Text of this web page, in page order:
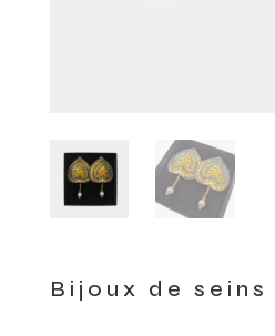
Bijoux de seins